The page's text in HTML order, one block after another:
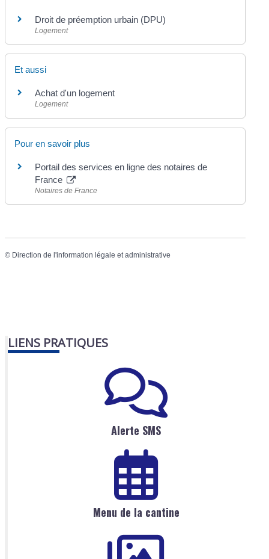
Droit de préemption urbain (DPU)
Logement
Et aussi
Achat d'un logement
Logement
Pour en savoir plus
Portail des services en ligne des notaires de
France
Notaires de France
© Direction de l'information légale et administrative
LIENS PRATIQUES
Alerte SMS
Menu de la cantine